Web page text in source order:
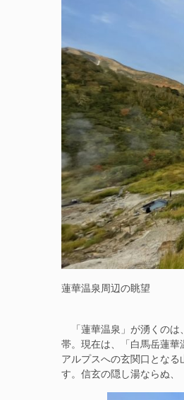
蓮華温泉周辺の眺望
「蓮華温泉」が湧くのは
帯。現在は、「白馬岳蓮
アルプスへの玄関口とな
す。信玄の隠し湯ならぬ、